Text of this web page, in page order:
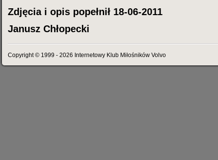
Zdjęcia i opis popełnił 18-06-2011
Janusz Chłopecki
Copyright © 1999 - 2026 Internetowy Klub Miłośników Volvo